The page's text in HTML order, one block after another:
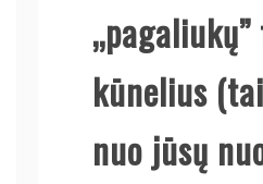
kūnelius
nuo jūsų